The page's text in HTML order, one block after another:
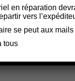
en réparation
vers
se peut aux
tous